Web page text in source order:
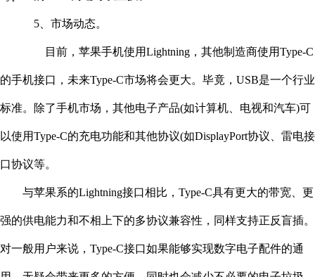
5、市场动态。
目前，苹果手机使用Lightning，其他制造商使用Type-C
的手机接口，未来Type-C市场将会更大。毕竟，USB是一个行业
标准。除了手机市场，其他电子产品(如计算机、电视和汽车)可
以使用Type-C的充电功能和其他协议(如DisplayPort协议、雷电接
口协议等。
与苹果系的Lightning接口相比，Type-C具有更大的带宽、更
强的供电能力和不相上下的多协议兼容性，同样支持正反盲插。
对一般用户来说，Type-C接口如果能够实现数字电子配件的通